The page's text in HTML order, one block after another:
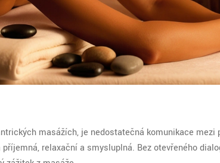
masážích, je nedostatečná komunikace mezi
relaxační a smysluplná. Bez otevřeného